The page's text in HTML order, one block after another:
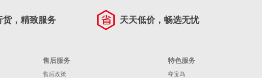
货，精致服务 天天低价，畅选无忧
售后服务
售后政策
特色服务
夺宝岛